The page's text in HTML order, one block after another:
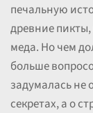
печальную
древние
меда. Но чем
больше
задумалась не
секретах, а о